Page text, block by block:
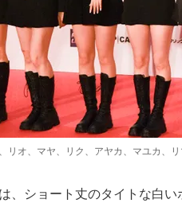
リオ、マヤ、リク、アヤカ、マユカ、
、ショート丈のタイトな白